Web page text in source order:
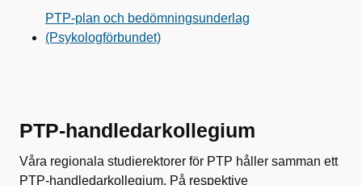
PTP-plan och bedömningsunderlag
(Psykologförbundet)
PTP-handledarkollegium
Våra regionala studierektorer för PTP håller samman ett
PTP-handledarkollegium. På respektive